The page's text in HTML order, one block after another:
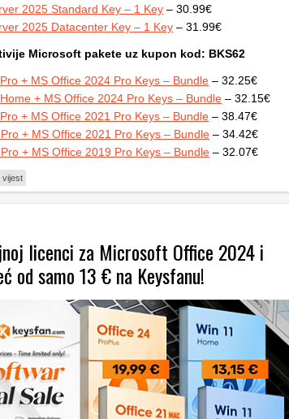
2025 Standard Key – 1 Key – 30.99€
2025 Datacenter Key – 1 Key – 31.99€
Microsoft pakete uz kupon kod: BKS62
+ MS Office 2024 Pro Keys – Bundle – 32.25€
+ MS Office 2024 Pro Keys – Bundle – 32.15€
+ MS Office 2021 Pro Keys – Bundle – 38.47€
+ MS Office 2021 Pro Keys – Bundle – 34.42€
+ MS Office 2019 Pro Keys – Bundle – 32.07€
vijest
licenci za Microsoft Office 2024 i
od samo 13 € na Keysfanu!